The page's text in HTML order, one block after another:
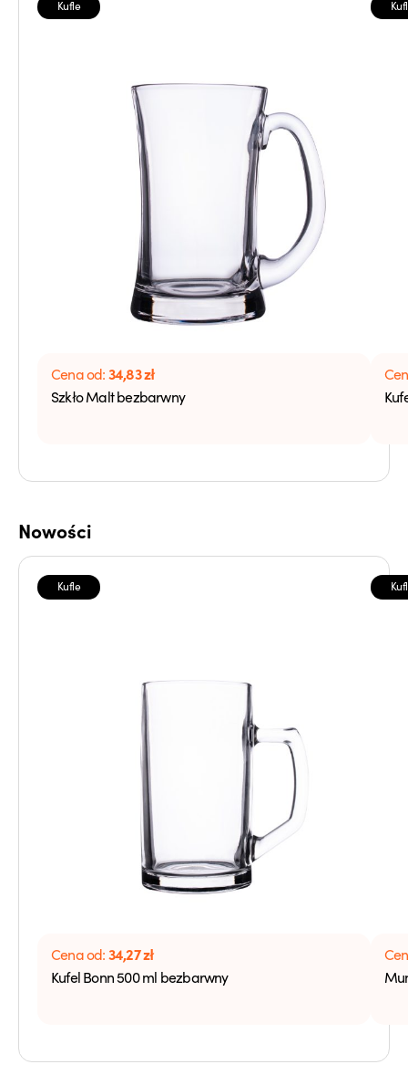
Kufle
Cena od:34,83zł
Szkło Malt bezbarwny
Nowości
Kufle
Cena od:34,27zł
Kufel Bonn 500 ml bezbarwny